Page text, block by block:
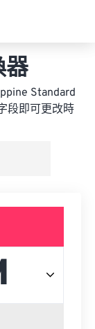
器
Standard
段即可更改時